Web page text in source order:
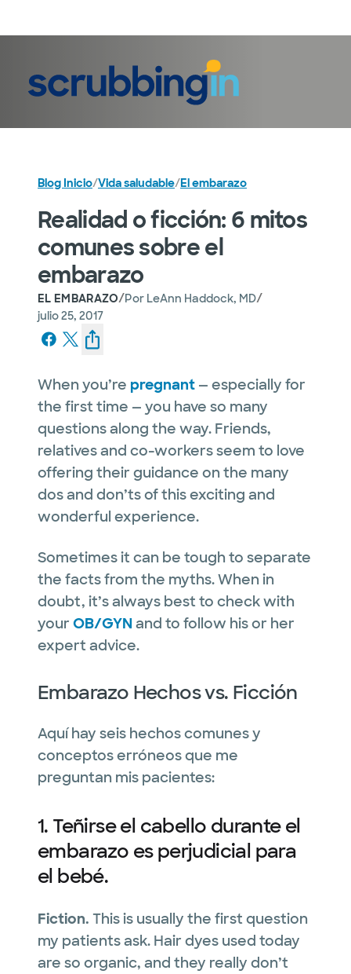
Blog Inicio/Vida saludable/El embarazo
Realidad o ficción: 6 mitos
comunes sobre el
embarazo
EL EMBARAZO/Por LeAnn Haddock, MD/
julio 25, 2017
When you’re pregnant — especially for
the first time — you have so many
questions along the way. Friends,
relatives and co-workers seem to love
offering their guidance on the many
dos and don’ts of this exciting and
wonderful experience.
Sometimes it can be tough to separate
the facts from the myths. When in
doubt, it’s always best to check with
your OB/GYN and to follow his or her
expert advice.
Embarazo Hechos vs. Ficción
Aquí hay seis hechos comunes y
conceptos erróneos que me
preguntan mis pacientes:
1. Teñirse el cabello durante el
embarazo es perjudicial para
el bebé.
Fiction. This is usually the first question
my patients ask. Hair dyes used today
are so organic, and they really don’t